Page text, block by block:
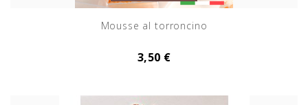
Mousse al torroncino
3,50 €